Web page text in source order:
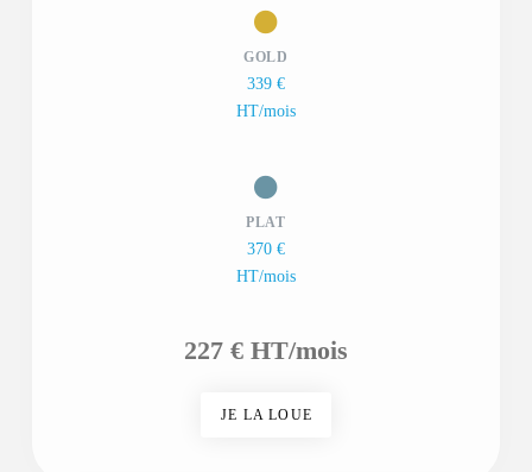
GOLD
339€
HT/mois
PLAT
370 €
HT/mois
227 € HT/mois
JE LA LOUE